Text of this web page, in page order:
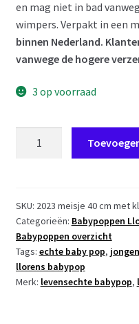
en mag niet in bad
wimpers. Verpakt in een
binnen Nederland.
vanwege de hogere
3 op voorraad
meisje
full
body
met
kleding
slaapzak
SKU: 2023 meisje 40 cm met
Categorieën: Babypoppen
Babypoppen overzicht
Tags: echte baby pop,
llorens babypop
Merk: levensechte babypop,